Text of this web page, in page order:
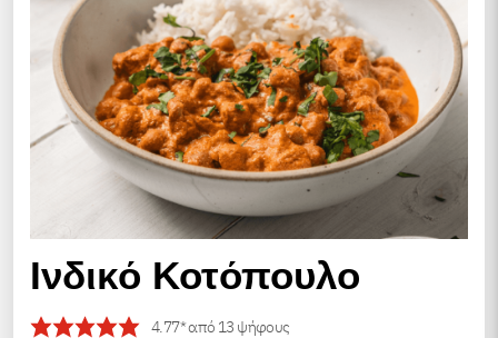
Ινδικό Κοτόπουλο
4.77* από 13 ψήφους